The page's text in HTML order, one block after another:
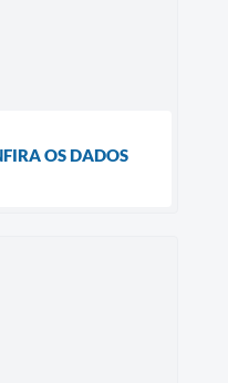
OS DADOS